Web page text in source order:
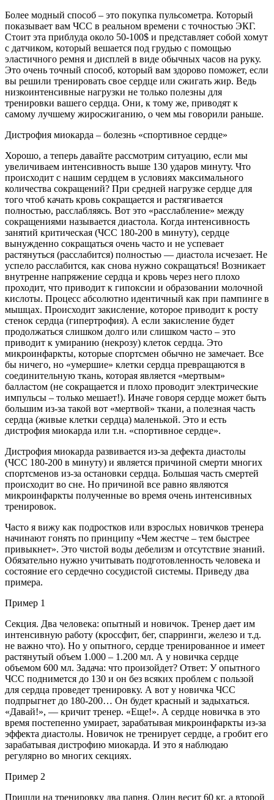
Более модный способ – это покупка пульсометра. Который
показывает вам ЧСС в реальном времени с точностью ЭКГ.
Стоит эта приблуда около 50-100$ и представляет собой хомут
с датчиком, который вешается под грудью с помощью
эластичного ремня и дисплей в виде обычных часов на руку.
Это очень точный способ, который вам здорово поможет, если
вы решили тренировать свое сердце или сжигать жир. Ведь
низкоинтенсивные нагрузки не только полезны для
тренировки вашего сердца. Они, к тому же, приводят к
самому лучшему жиросжиганию, о чем мы говорили раньше.
Дистрофия миокарда – болезнь «спортивное сердце»
Хорошо, а теперь давайте рассмотрим ситуацию, если мы
увеличиваем интенсивность выше 130 ударов минуту. Что
происходит с нашим сердцем в условиях максимального
количества сокращений? При средней нагрузке сердце для
того чтоб качать кровь сокращается и растягивается
полностью, расслабляясь. Вот это «расслабление» между
сокращениями называется диастола. Когда интенсивность
занятий критическая (ЧСС 180-200 в минуту), сердце
вынужденно сокращаться очень часто и не успевает
растянуться (расслабится) полностью — диастола исчезает. Не
успело расслабится, как снова нужно сокращаться! Возникает
внутренне напряжение сердца и кровь через него плохо
проходит, что приводит к гипоксии и образовании молочной
кислоты. Процесс абсолютно идентичный как при пампинге в
мышцах. Происходит закисление, которое приводит к росту
стенок сердца (гипертрофия). А если закисление будет
продолжаться слишком долго или слишком часто – это
приводит к умиранию (некрозу) клеток сердца. Это
микроинфаркты, которые спортсмен обычно не замечает. Все
бы ничего, но «умершие» клетки сердца превращаются в
соединительную ткань, которая является «мертвым»
балластом (не сокращается и плохо проводит электрические
импульсы – только мешает!). Иначе говоря сердце может быть
большим из-за такой вот «мертвой» ткани, а полезная часть
сердца (живые клетки сердца) маленькой. Это и есть
дистрофия миокарда или т.н. «спортивное сердце».
Дистрофия миокарда развивается из-за дефекта диастолы
(ЧСС 180-200 в минуту) и является причиной смерти многих
спортсменов из-за остановки сердца. Большая часть смертей
происходит во сне. Но причиной все равно являются
микроинфаркты полученные во время очень интенсивных
тренировок.
Часто я вижу как подростков или взрослых новичков тренера
начинают гонять по принципу «Чем жестче – тем быстрее
привыкнет». Это чистой воды дебелизм и отсутствие знаний.
Обязательно нужно учитывать подготовленность человека и
состояние его сердечно сосудистой системы. Приведу два
примера.
Пример 1
Секция. Два человека: опытный и новичок. Тренер дает им
интенсивную работу (кроссфит, бег, спарринги, железо и т.д.
не важно что). Но у опытного, сердце тренированное и имеет
растянутый объем 1.000 – 1.200 мл. А у новичка сердце
объемом 600 мл. Задача: что произойдет? Ответ: У опытного
ЧСС поднимется до 130 и он без всяких проблем с пользой
для сердца проведет тренировку. А вот у новичка ЧСС
подпрыгнет до 180-200… Он будет красный и задыхаться.
«Давай!», — кричит тренер. «Еще!». А сердце новичка в это
время постепенно умирает, зарабатывая микроинфаркты из-за
эффекта диастолы. Новичок не тренирует сердце, а гробит его
зарабатывая дистрофию миокарда. И это я наблюдаю
регулярно во многих секциях.
Пример 2
Пришли на тренировку два парня. Один весит 60 кг, а второй